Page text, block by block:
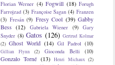
Florian Werner (4) Fogwill (18) Forugh
Farrojzad (3) Françoise Sagan (4) Franzen
(3) Fresán (9) Fresy Cool (39) Gabby
Bess (12) Gabriela Wiener (9)
Gary
Snyder (8) Gatos (126) Gertrud Kolmar
(2) Ghost World (14) Gil Padrol (10)
Gillian Flynn (2) Gioconda Belli (10)
Gonzalo Torné (13) Henri Michaux (2)